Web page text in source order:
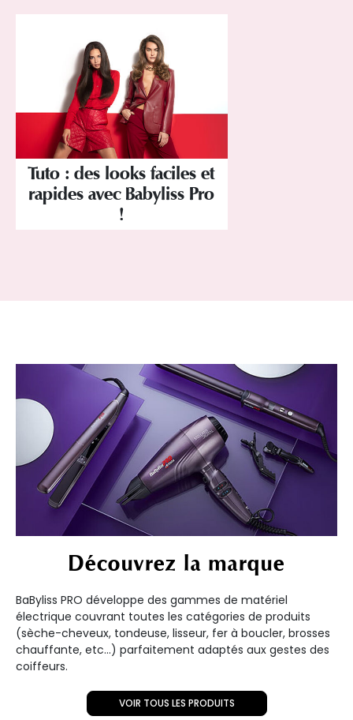
Tuto : des looks faciles et
rapides avec Babyliss Pro
!
Découvrez la marque
BaByliss PRO développe des gammes de matériel
électrique couvrant toutes les catégories de produits
(sèche-cheveux, tondeuse, lisseur, fer à boucler, brosses
chauffante, etc...) parfaitement adaptés aux gestes des
coiffeurs.
VOIR TOUS LES PRODUITS